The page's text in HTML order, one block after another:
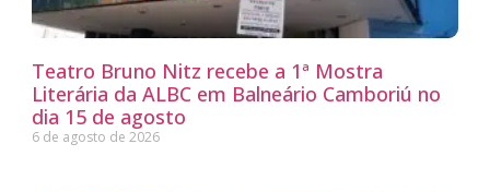
Teatro Bruno Nitz recebe a 1ª Mostra
Literária da ALBC em Balneário Camboriú no
dia 15 de agosto
6 de agosto de 2026